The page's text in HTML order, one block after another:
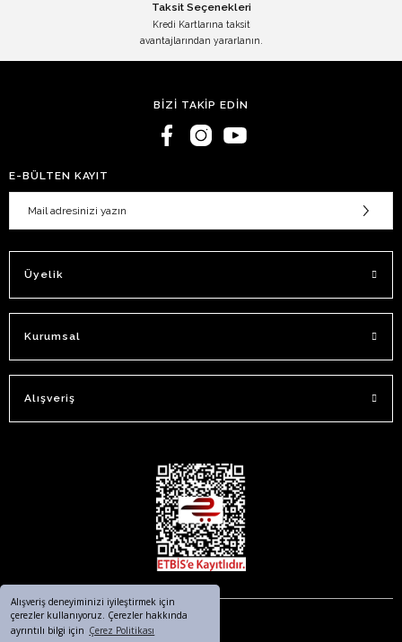
Alışveriş deneyiminizi iyileştirmek için
çerezler kullanıyoruz. Çerezler hakkında
ayrıntılı bilgi için Çerez Politikası
Taksit Seçenekleri
Kredi Kartlarına taksit
avantajlarından yararlanın.
BİZİ TAKİP EDİN
E-BÜLTEN KAYIT
Üyelik
Kurumsal
Alışveriş